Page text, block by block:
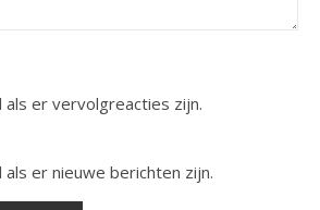
als er vervolgreacties zijn.
er nieuwe berichten zijn.